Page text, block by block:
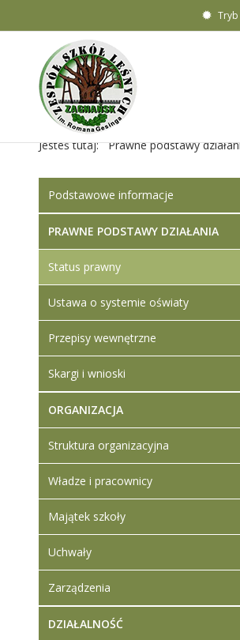
Jesteś tutaj: Prawne podstawy
Podstawowe informacje
PRAWNE PODSTAWY DZIAŁANIA
Status prawny
Ustawa o systemie oświaty
Przepisy wewnętrzne
Skargi i wnioski
ORGANIZACJA
Struktura organizacyjna
Władze i pracownicy
Majątek szkoły
Uchwały
Zarządzenia
DZIAŁALNOŚĆ